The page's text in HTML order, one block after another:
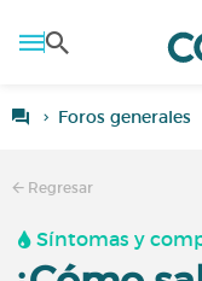
Foros generales
Regresar
Síntomas y